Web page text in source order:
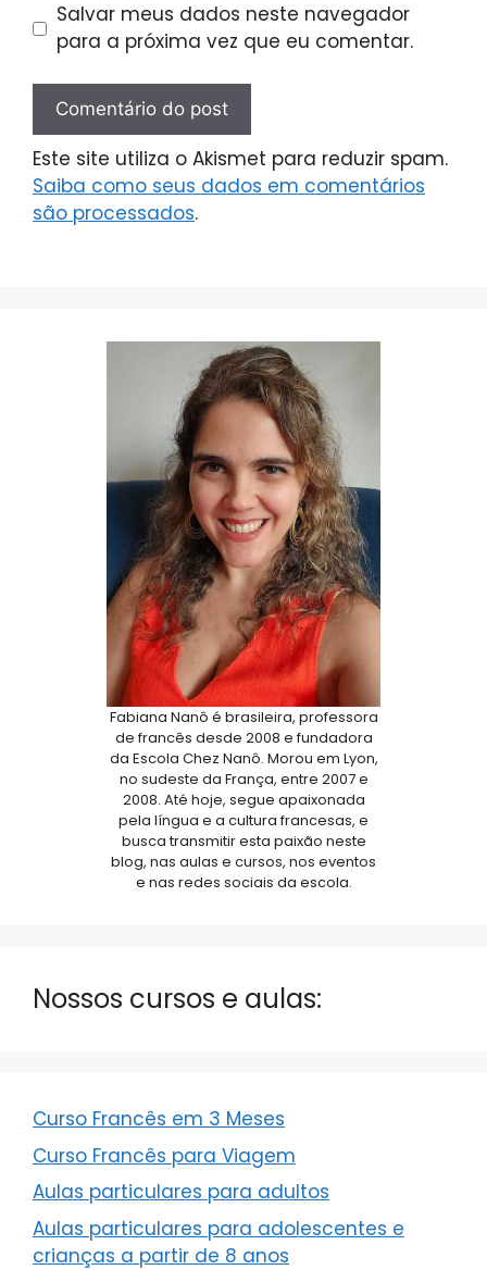
Salvar meus dados neste navegador
para a próxima vez que eu comentar.
Este site utiliza o Akismet para reduzir spam.
Saiba como seus dados em comentários
são processados.
Fabiana Nanô é brasileira, professora
de francês desde 2008 e fundadora
da Escola Chez Nanô. Morou em Lyon,
no sudeste da França, entre 2007 e
2008. Até hoje, segue apaixonada
pela língua e a cultura francesas, e
busca transmitir esta paixão neste
blog, nas aulas e cursos, nos eventos
e nas redes sociais da escola.
Nossos cursos e aulas:
Curso Francês em 3 Meses
Curso Francês para Viagem
Aulas particulares para adultos
Aulas particulares para adolescentes e
crianças a partir de 8 anos